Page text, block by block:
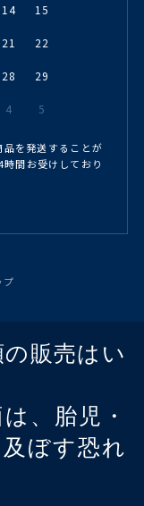
14 15
21 22
28 29
4 5
を発送することが
間お受けしており
プ
販売はい
、胎児・
ぼす恐れ